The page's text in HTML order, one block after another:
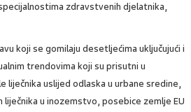
zdravstvenih djelatnika,
koji se gomilaju desetljećima uključujući i
trendovima koji su prisutni u
uslijed odlaska u urbane sredine,
u inozemstvo, posebice zemlje EU